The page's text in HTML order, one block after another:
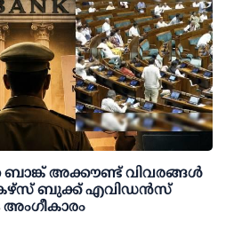
ബാങ്ക് അക്കൗണ്ട് വിവരങ്ങള്‍
ബുക്ക് എവിഡന്‍സ്